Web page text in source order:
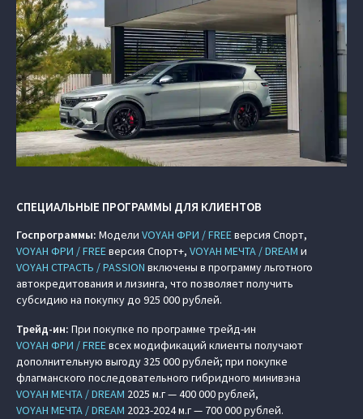
СПЕЦИАЛЬНЫЕ ПРОГРАММЫ ДЛЯ КЛИЕНТОВ
Госпрограммы: Модели VOYAH ФРИ / FREEверсия Спорт,
VOYAH ФРИ / FREEверсия Спорт+, VOYAH МЕЧТА / DREAM и
VOYAH СТРАСТЬ / PASSION включены в программу льготного
автокредитования и лизинга, что позволяет получить
субсидию на покупку до 925 000 рублей.
Трейд-ин: При покупке по программе трейд-ин
VOYAH ФРИ / FREEвсех модификаций клиенты получают
дополнительную выгоду 325 000 рублей; при покупке
флагманского последовательного гибридного минивэна
VOYAH МЕЧТА / DREAM 2025 м.г — 400 000 рублей,
VOYAH МЕЧТА / DREAM 2023-2024 м.г — 700 000 рублей.